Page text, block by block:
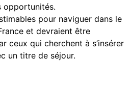
opportunités.
pour naviguer dans le
et devraient être
ceux qui cherchent à s’insérer
un titre de séjour.